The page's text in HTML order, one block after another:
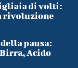
di volti:
rivoluzione
pausa:
Acido